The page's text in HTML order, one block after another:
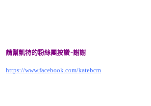
請幫凱特的粉絲團按讚~謝謝
https://www.facebook.com/katebcm